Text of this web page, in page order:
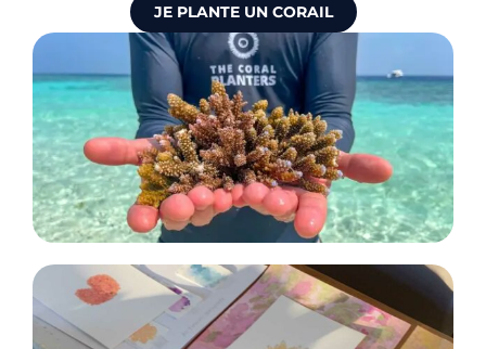
JE PLANTE UN CORAIL